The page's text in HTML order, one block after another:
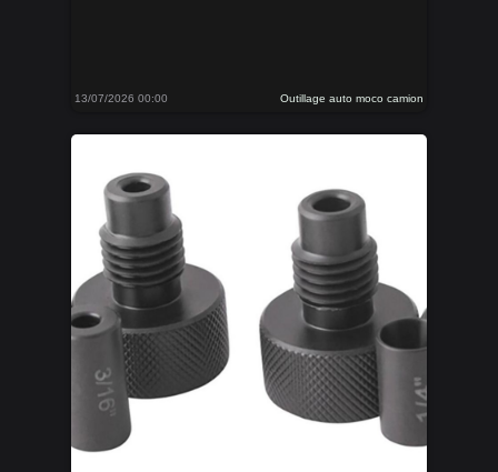
13/07/2026 00:00 Outillage auto moco camion